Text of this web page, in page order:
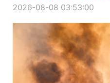
2026-08-08 03:53:00